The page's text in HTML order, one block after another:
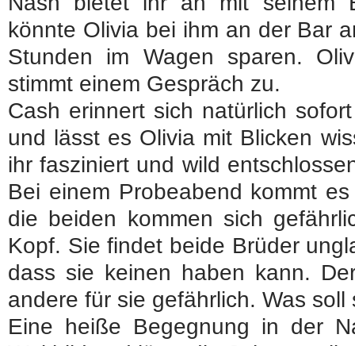
könnte Olivia bei ihm an der Bar
Stunden im Wagen sparen.
stimmt einem Gespräch zu.
Cash erinnert sich natürlich
und lässt es Olivia mit Blicken
ihr fasziniert und wild
Bei einem Probeabend kommt
die beiden kommen sich
Kopf. Sie findet beide Brüder
dass sie keinen haben kann.
andere für sie gefährlich. Was soll
Eine heiße Begegnung in der